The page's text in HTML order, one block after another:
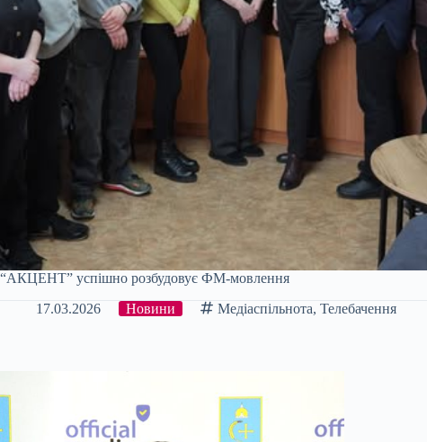
“АКЦЕНТ” успішно розбудовує ФМ-мовлення
17.03.2026
Новини Медіаспільнота, Телебачення